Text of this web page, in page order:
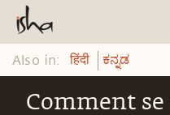
Also in: हिंदी ಕನ್ನಡ
Comment